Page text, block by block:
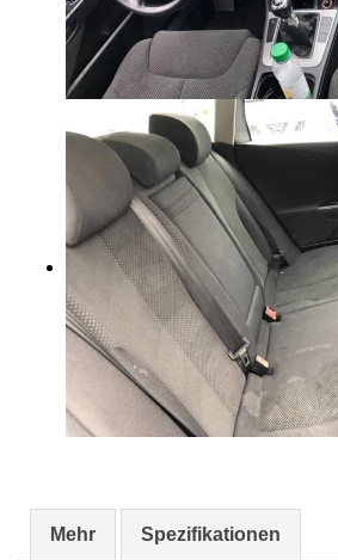
Mehr Spezifikationen